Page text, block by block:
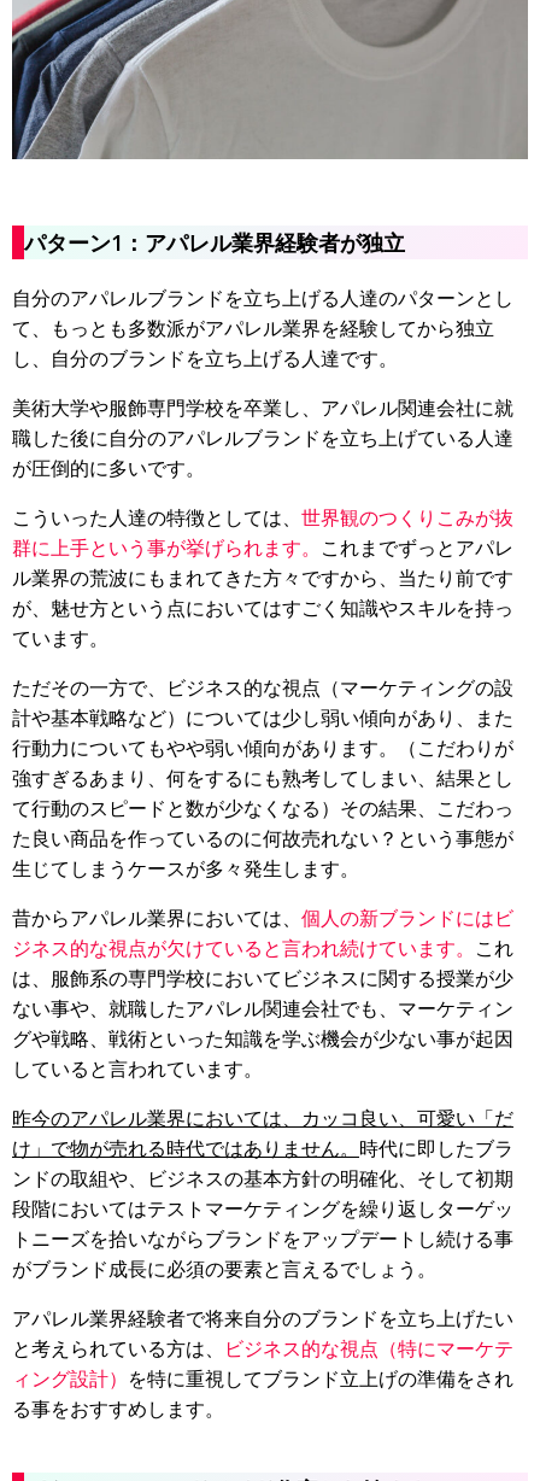
パターン1：アパレル業界経験者が独立
自分のアパレルブランドを立ち上げる人達のパターンとし
て、もっとも多数派がアパレル業界を経験してから独立
し、自分のブランドを立ち上げる人達です。
美術大学や服飾専門学校を卒業し、アパレル関連会社に就
職した後に自分のアパレルブランドを立ち上げている人達
が圧倒的に多いです。
こういった人達の特徴としては、 世界観のつくりこみが抜
群に上手という事が挙げられます。 これまでずっとアパレ
ル業界の荒波にもまれてきた方々ですから、当たり前です
が、魅せ方という点においてはすごく知識やスキルを持っ
ています。
ただその一方で、ビジネス的な視点（マーケティングの設
計や基本戦略など）については少し弱い傾向があり、また
行動力についてもやや弱い傾向があります。（こだわりが
強すぎるあまり、何をするにも熟考してしまい、結果とし
て行動のスピードと数が少なくなる）その結果、こだわっ
た良い商品を作っているのに何故売れない？という事態が
生じてしまうケースが多々発生します。
昔からアパレル業界においては、 個人の新ブランドにはビ
ジネス的な視点が欠けていると言われ続けています。 これ
は、服飾系の専門学校においてビジネスに関する授業が少
ない事や、就職したアパレル関連会社でも、マーケティン
グや戦略、戦術といった知識を学ぶ機会が少ない事が起因
していると言われています。
昨今のアパレル業界においては、カッコ良い、可愛い「だ
け」で物が売れる時代ではありません。 時代に即したブラ
ンドの取組や、ビジネスの基本方針の明確化、そして初期
段階においてはテストマーケティングを繰り返しターゲッ
トニーズを拾いながらブランドをアップデートし続ける事
がブランド成長に必須の要素と言えるでしょう。
アパレル業界経験者で将来自分のブランドを立ち上げたい
と考えられている方は、
ビジネス的な視点（特にマーケテ
ィング設計） を特に重視してブランド立上げの準備をされ
る事をおすすめします。